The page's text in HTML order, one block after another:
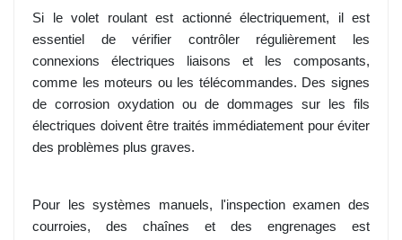
Si le volet roulant est actionné électriquement, il est
essentiel de vérifier contrôler régulièrement les
connexions électriques liaisons et les composants,
comme les moteurs ou les télécommandes. Des signes
de corrosion oxydation ou de dommages sur les fils
électriques doivent être traités immédiatement pour éviter
des problèmes plus graves.
Pour les systèmes manuels, l'inspection examen des
courroies, des chaînes et des engrenages est